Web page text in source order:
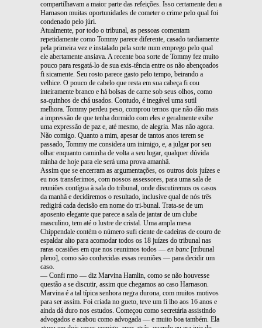
compartilhavam a maior parte das refeições. Isso certamente deu a
Harnason muitas oportunidades de cometer o crime pelo qual foi
condenado pelo júri.
Atualmente, por todo o tribunal, as pessoas comentam
repetidamente como Tommy parece diferente, casado tardiamente
pela primeira vez e instalado pela sorte num emprego pelo qual
ele abertamente ansiava. A recente boa sorte de Tommy fez muito
pouco para resgatá-lo de sua exis-tência entre os não abençoados
fi sicamente. Seu rosto parece gasto pelo tempo, beirando a
velhice. O pouco de cabelo que resta em sua cabeça fi cou
inteiramente branco e há bolsas de carne sob seus olhos, como
sa-quinhos de chá usados. Contudo, é inegável uma sutil
melhora. Tommy perdeu peso, comprou ternos que não dão mais
a impressão de que tenha dormido com eles e geralmente exibe
uma expressão de paz e, até mesmo, de alegria. Mas não agora.
Não comigo. Quanto a mim, apesar de tantos anos terem se
passado, Tommy me considera um inimigo, e, a julgar por seu
olhar enquanto caminha de volta a seu lugar, qualquer dúvida
minha de hoje para ele será uma prova amanhã.
Assim que se encerram as argumentações, os outros dois juízes e
eu nos transferimos, com nossos assessores, para uma sala de
reuniões contígua à sala do tribunal, onde discutiremos os casos
da manhã e decidiremos o resultado, inclusive qual de nós três
redigirá cada decisão em nome do tri-bunal. Trata-se de um
aposento elegante que parece a sala de jantar de um clube
masculino, tem até o lustre de cristal. Uma ampla mesa
Chippendale contém o número sufi ciente de cadeiras de couro de
espaldar alto para acomodar todos os 18 juízes do tribunal nas
raras ocasiões em que nos reunimos todos — en banc[tribunal
pleno], como são conhecidas essas reuniões — para decidir um
caso.
— Confi rmo — diz Marvina Hamlin, como se não houvesse
questão a se discutir, assim que chegamos ao caso Harnason.
Marvina é a tal típica senhora negra durona, com muitos motivos
para ser assim. Foi criada no gueto, teve um fi lho aos 16 anos e
ainda dá duro nos estudos. Começou como secretária assistindo
advogados e acabou como advogada — e muito boa também. Ela